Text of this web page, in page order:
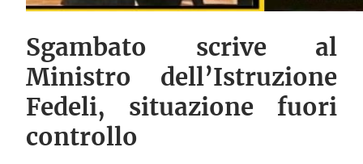
Sgambato scrive al
Ministro dell’Istruzione
Fedeli, situazione fuori
controllo